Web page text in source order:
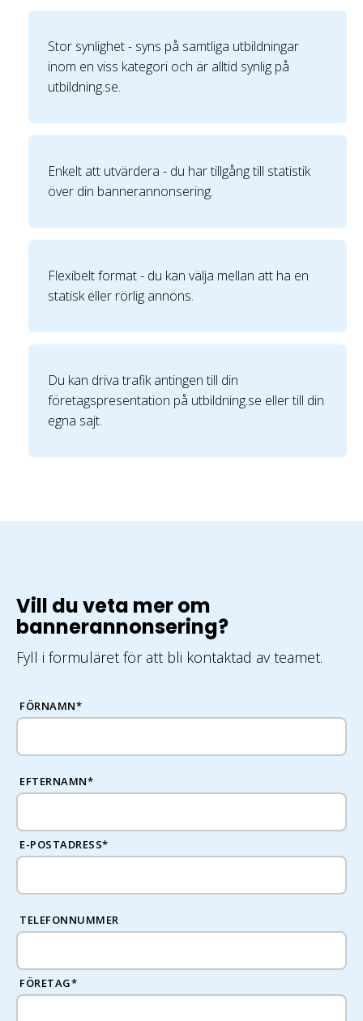
Stor synlighet - syns på samtliga utbildningar
inom en viss kategori och är alltid synlig på
utbildning.se.
Enkelt att utvärdera - du har tillgång till statistik
över din bannerannonsering.
Flexibelt format - du kan välja mellan att ha en
statisk eller rörlig annons.
Du kan driva trafik antingen till din
företagspresentation på utbildning.se eller till din
egna sajt.
Vill du veta mer om
bannerannonsering?
Fyll i formuläret för att bli kontaktad av teamet.
FÖRNAMN*
EFTERNAMN*
E-POSTADRESS*
TELEFONNUMMER
FÖRETAG*